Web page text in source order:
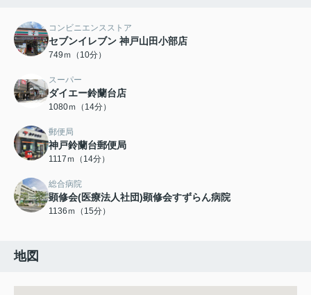
コンビニエンスストア
セブンイレブン 神戸山田小部店
749ｍ（10分）
スーパー
ダイエー鈴蘭台店
1080ｍ（14分）
郵便局
神戸鈴蘭台郵便局
1117ｍ（14分）
総合病院
顕修会(医療法人社団)顕修会すずらん病院
1136ｍ（15分）
地図